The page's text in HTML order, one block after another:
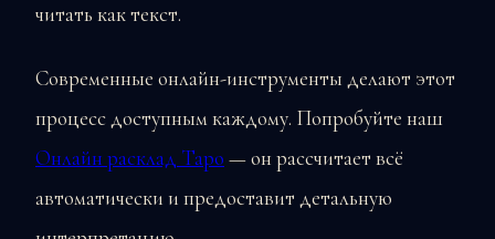
читать как текст.
Современные онлайн-инструменты делают этот
процесс доступным каждому. Попробуйте наш
Онлайн расклад Таро — он рассчитает всё
автоматически и предоставит детальную